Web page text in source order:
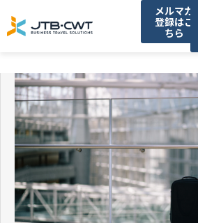
メルマガ
登録はこ
ちら
ソリューション紹
導入事例
セミナー/イベント
コラム
お知らせ
よくあるご質問